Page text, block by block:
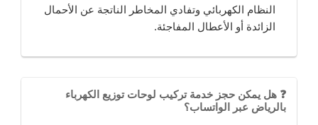
النظام الكهربائي وتفادي المخاطر الناتجة عن الأحمال
الزائدة أو الأعطال المفاجئة.
❓ هل يمكن حجز خدمة تركيب لوحات توزيع الكهرباء
بالرياض عبر الواتساب؟